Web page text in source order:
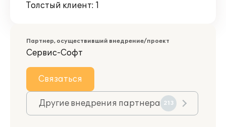
Толстый клиент: 1
Партнер, осуществивший внедрение/проект
Сервис-Софт
Связаться
Другие внедрения партнера 213